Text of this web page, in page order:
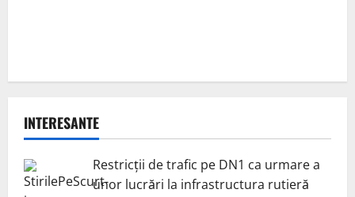
INTERESANTE
Restricții de trafic pe DN1 ca urmare a
unor lucrări la infrastructura rutieră